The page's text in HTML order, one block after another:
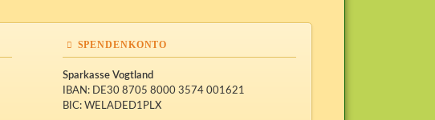
SPENDENKONTO
Sparkasse Vogtland
IBAN: DE30 8705 8000 3574 001621
BIC: WELADED1PLX